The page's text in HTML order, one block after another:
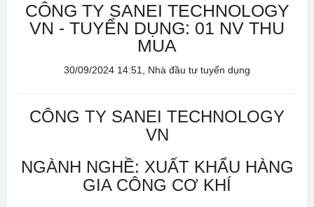
CÔNG TY SANEI TECHNOLOGY
VN - TUYỂN DỤNG: 01 NV THU
MUA
30/09/2024 14:51, Nhà đầu tư tuyển dụng
CÔNG TY SANEI TECHNOLOGY
VN
NGÀNH NGHỀ: XUẤT KHẨU HÀNG
GIA CÔNG CƠ KHÍ